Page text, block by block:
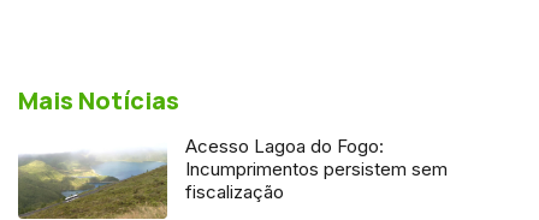
Mais Notícias
Acesso Lagoa do Fogo:
Incumprimentos persistem sem
fiscalização